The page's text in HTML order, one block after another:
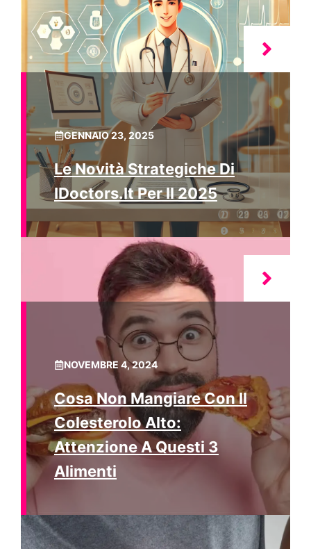
GENNAIO 23, 2025
Le Novità Strategiche Di
IDoctors.it Per Il 2025
NOVEMBRE 4, 2024
Cosa Non Mangiare Con Il
Colesterolo Alto:
Attenzione A Questi 3
Alimenti